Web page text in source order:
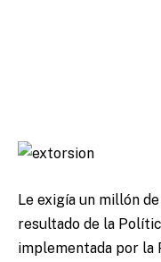
Le exigía un millón
resultado de la
implementada por la